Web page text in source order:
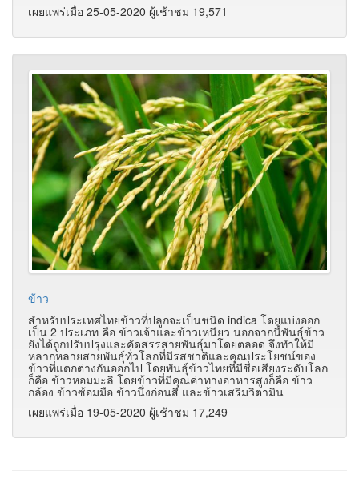
เผยแพร่เมื่อ 25-05-2020 ผู้เช้าชม 19,571
ข้าว
สำหรับประเทศไทยข้าวที่ปลูกจะเป็นชนิด indica โดยแบ่งออก
เป็น 2 ประเภท คือ ข้าวเจ้าและข้าวเหนียว นอกจากนี้พันธุ์ข้าว
ยังได้ถูกปรับปรุงและคัดสรรสายพันธุ์มาโดยตลอด จึงทำให้มี
หลากหลายสายพันธุ์ทั่วโลกที่มีรสชาติและคุณประโยชน์ของ
ข้าวที่แตกต่างกันออกไป โดยพันธุ์ข้าวไทยที่มีชื่อเสียงระดับโลก
ก็คือ ข้าวหอมมะลิ โดยข้าวที่มีคุณค่าทางอาหารสูงก็คือ ข้าว
กล้อง ข้าวซ้อมมือ ข้าวนึ่งก่อนสี และข้าวเสริมวิตามิน
เผยแพร่เมื่อ 19-05-2020 ผู้เช้าชม 17,249